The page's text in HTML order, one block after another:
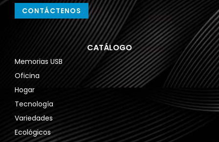
CONTÁCTENOS
CATÁLOGO
Memorias USB
Oficina
Hogar
Tecnología
Variedades
Ecológicos